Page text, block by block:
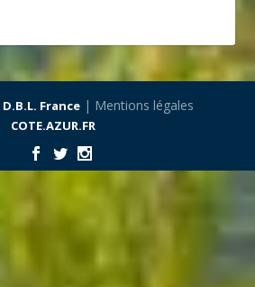
D.B.L. France| Mentions légales
COTE.AZUR.FR